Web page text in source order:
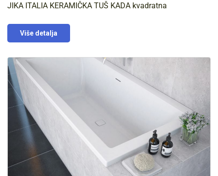
JIKA ITALIA KERAMIČKA TUŠ KADA kvadratna
Više detalja